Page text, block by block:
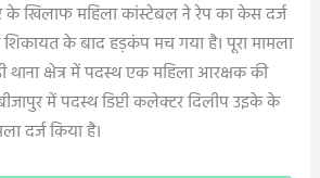
के खिलाफ महिला कांस्टेबल ने रेप का केस दर्ज
शिकायत के बाद हड़कंप मच गया है। पूरा मामला
थाना क्षेत्र में पदस्थ एक महिला आरक्षक की
में पदस्थ डिप्टी कलेक्टर दिलीप उइके के
दर्ज किया है।